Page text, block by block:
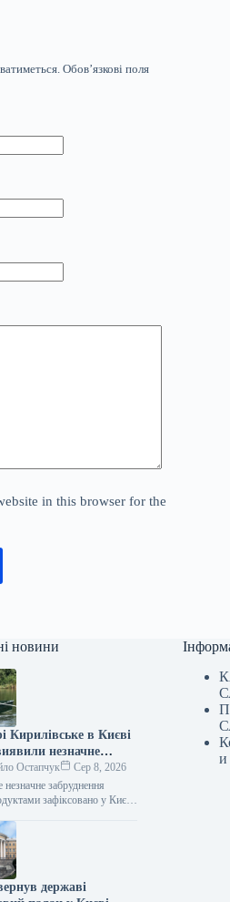
Обов’язкові поля
in this browser for the
новини
Кирилівське в Києві
незначне
після нападу
Остапчук
Сер 8, 2026
забруднення
зафіксовано у Києві
російської атаки, що
державі
и